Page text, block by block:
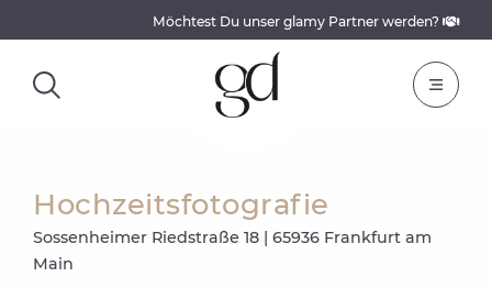
Möchtest Du unser glamy Partner werden?
Hochzeitsfotografie
Sossenheimer Riedstraße 18 | 65936 Frankfurt am
Main